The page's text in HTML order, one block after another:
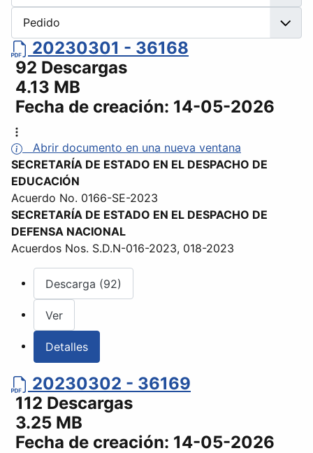
20230301 - 36168
92 Descargas
4.13 MB
Fecha de creación: 14-05-2026
Abrir documento en una nueva ventana
SECRETARÍA DE ESTADO EN EL DESPACHO DE
EDUCACIÓN
Acuerdo No. 0166-SE-2023
SECRETARÍA DE ESTADO EN EL DESPACHO DE
DEFENSA NACIONAL
Acuerdos Nos. S.D.N-016-2023, 018-2023
Descarga (92)
Ver
Detalles
20230302 - 36169
112 Descargas
3.25 MB
Fecha de creación: 14-05-2026